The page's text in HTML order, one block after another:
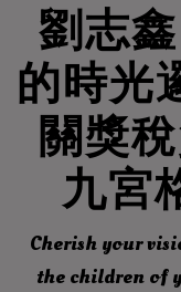
劉志
的時
關獎
九宮
Cherish your
the children of